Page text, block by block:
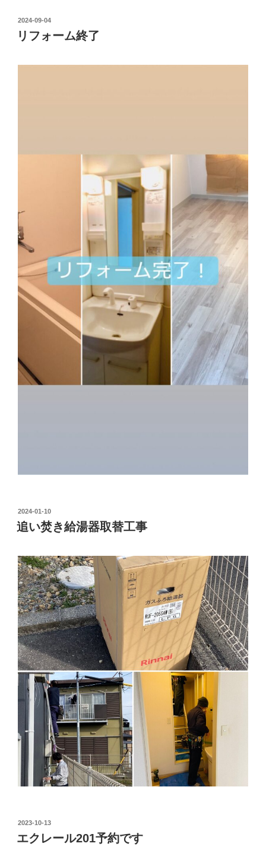
投
稿
日:
2024-09-04
リフォーム終了
投
稿
日:
2024-01-10
追い焚き給湯器取替工事
投
日:
2023-10-13
エクレール201予約です